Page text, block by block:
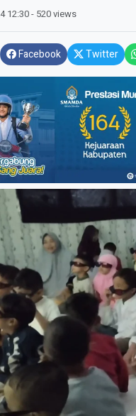
12:30- 520 views
Facebook Twitter